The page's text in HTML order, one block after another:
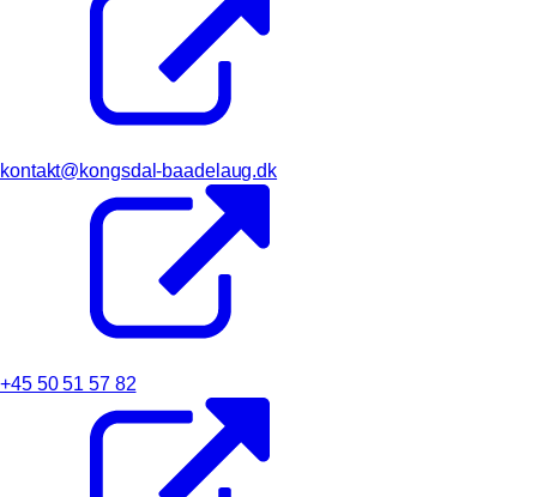
kontakt@kongsdal-baadelaug.dk
+45 50 51 57 82